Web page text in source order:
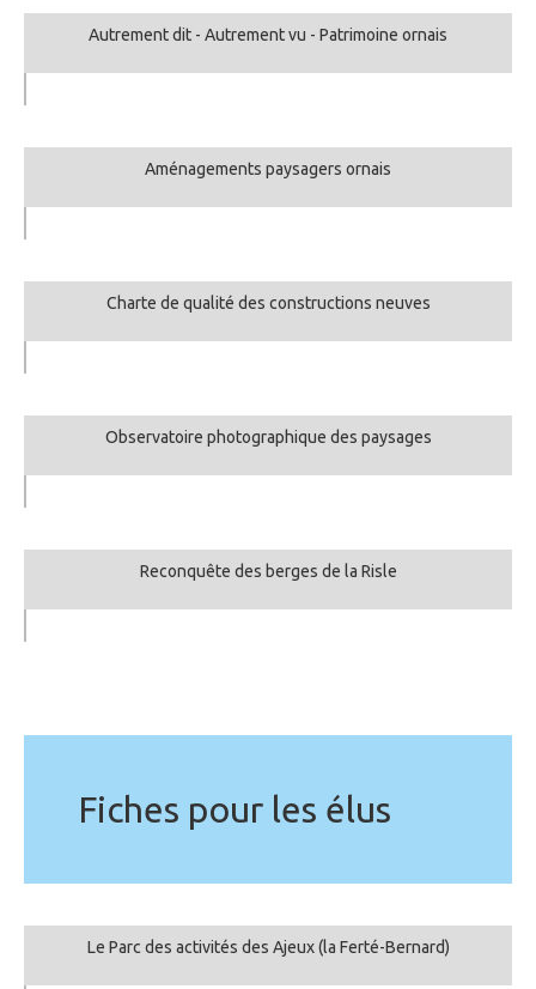
Autrement dit - Autrement vu - Patrimoine ornais
Aménagements paysagers ornais
Charte de qualité des constructions neuves
Observatoire photographique des paysages
Reconquête des berges de la Risle
Fiches pour les élus
Le Parc des activités des Ajeux (la Ferté-Bernard)